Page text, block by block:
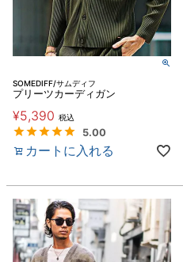
SOMEDIFF/サムディフ
プリーツカーディガン
¥5,390 税込
5.00
カートに入れる